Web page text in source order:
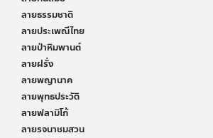
ลายธรรมชาติ
ลายประเพณีไทย
ลายป่าหิมพานต์
ลายฝรั่ง
ลายพญานาค
ลายพุทธประวัติ
ลายฟลามิโก้
ลายรจนาชมสวน